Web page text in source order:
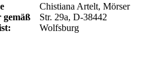
gemäß
Chistiana Artelt, Mörser
Str. 29a, D-38442
Wolfsburg